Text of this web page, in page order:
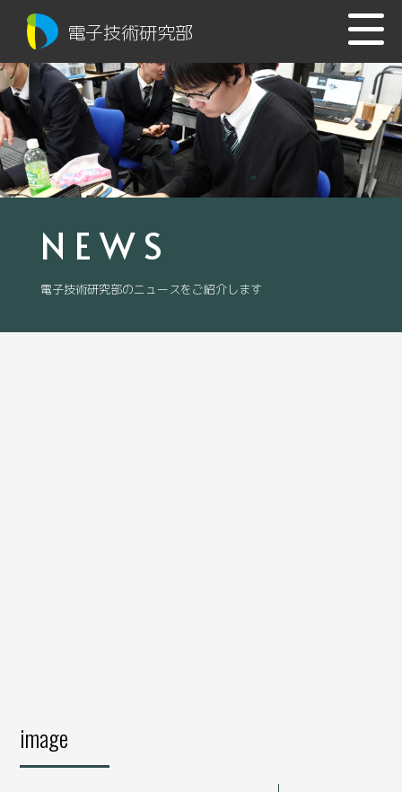
電子技術研究部
NEWS
電子技術研究部のニュースをご紹介します
image